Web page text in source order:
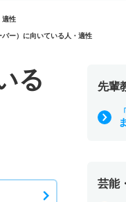
適性
ー）に向いている人・適性
る
先輩
芸能